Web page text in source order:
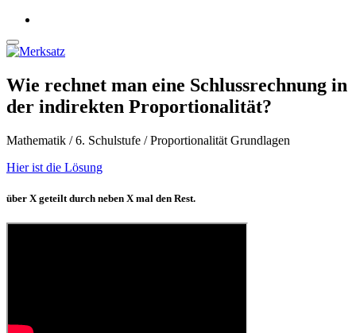
Wie rechnet man eine Schlussrechnung in
der indirekten Proportionalität?
Mathematik / 6. Schulstufe / Proportionalität Grundlagen
Hier ist die Lösung
über X geteilt durch neben X mal den Rest.